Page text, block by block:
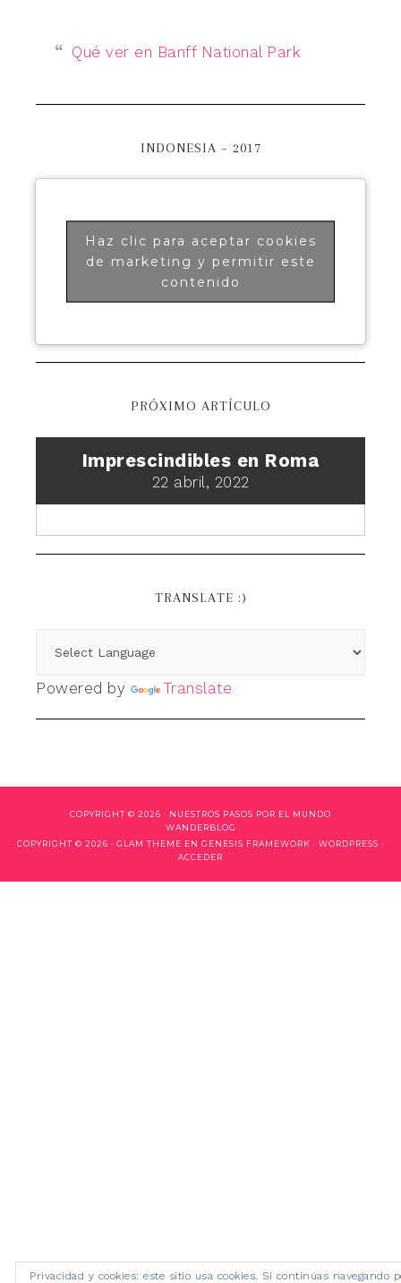
Qué ver en Banff National Park
INDONESIA – 2017
Haz clic para aceptar cookies
de marketing y permitir este
contenido
PRÓXIMO ARTÍCULO
Imprescindibles en Roma
22 abril, 2022
TRANSLATE :)
Powered by Translate
COPYRIGHT © 2026 · NUESTROS PASOS POR EL MUNDO
WANDERBLOG
COPYRIGHT © 2026 · GLAM THEME EN GENESIS FRAMEWORK · WORDPRESS ·
ACCEDER
Privacidad y cookies: este sitio usa cookies. Si continúas navegando